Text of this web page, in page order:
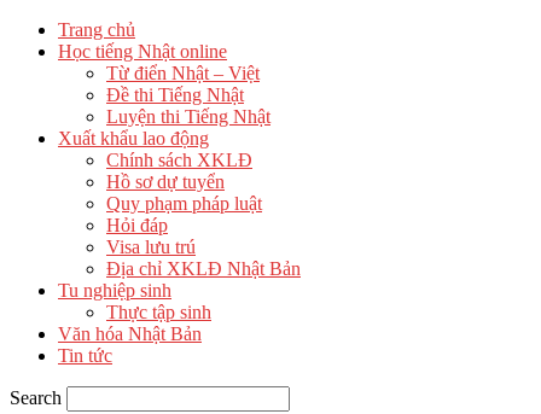
Trang chủ
Học tiếng Nhật online
Từ điển Nhật – Việt
Đề thi Tiếng Nhật
Luyện thi Tiếng Nhật
Xuất khẩu lao động
Chính sách XKLĐ
Hồ sơ dự tuyển
Quy phạm pháp luật
Hỏi đáp
Visa lưu trú
Địa chỉ XKLĐ Nhật Bản
Tu nghiệp sinh
Thực tập sinh
Văn hóa Nhật Bản
Tin tức
Search